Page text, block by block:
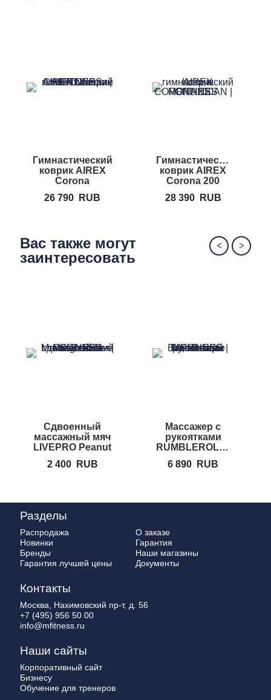
Гимнастический
коврик AIREX
Corona
26 790
RUB
Гимнастический
коврик AIREX
Corona 200
28 390
RUB
Вас также могут
заинтересовать
Cдвоенный
массажный мяч
LIVEPRO Peanut
2 400 RUB
Массажер с
рукоятками
RUMBLEROLLER
6 890 RUB
Разделы
Распродажа
Новинки
Бренды
Гарантия лучшей цены
О заказе
Гарантия
Наши магазины
Документы
Контакты
Москва, Нахимовский пр-т, д. 56
+7 (495) 956 50 00
info@mfitness.ru
Наши сайты
Корпоративный сайт
Бизнесу
Обучение для тренеров